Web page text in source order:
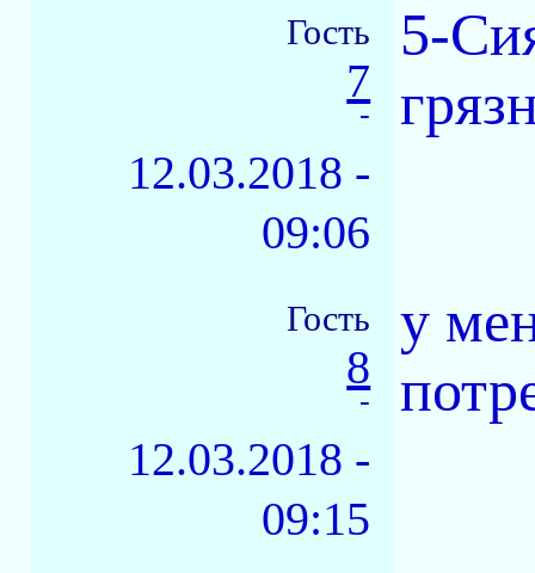
Гость
7
-
12.03.2018 -
09:06
5-
Гость
8
-
12.03.2018 -
09:15
у